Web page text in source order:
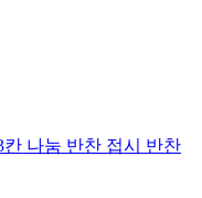
나눔 반찬 접시 반찬